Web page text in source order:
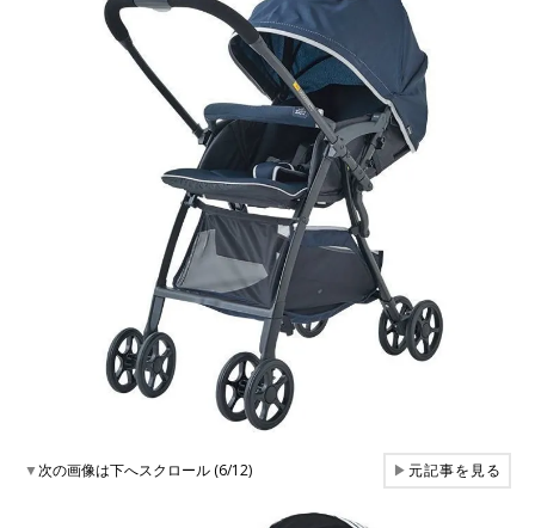
▼次の画像は下へスクロール (6/12) ▶元記事を見る